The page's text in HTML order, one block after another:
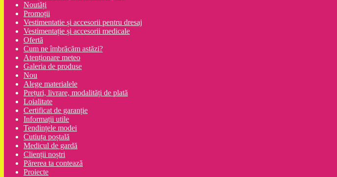
Noutăți
Promoții
Vestimentatie și accesorii pentru dresaj
Vestimentație și accesorii medicale
Ofertă
Cum ne îmbrăcăm astăzi?
Atenționare meteo
Galeria de produse
Nou
Alege materialele
Prețuri, livrare, modalități de plată
Loialitate
Certificat de garanție
Informații utile
Tendințele modei
Cutiuța poștală
Medicul de gardă
Clienții noștri
Părerea ta contează
Proiecte